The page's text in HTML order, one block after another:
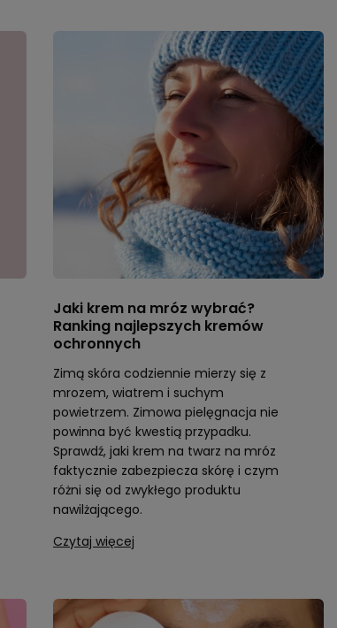
Jaki krem na mróz wybrać?
Ranking najlepszych kremów
ochronnych
Zimą skóra codziennie mierzy się z
mrozem, wiatrem i suchym
powietrzem. Zimowa pielęgnacja nie
powinna być kwestią przypadku.
Sprawdź, jaki krem na twarz na mróz
faktycznie zabezpiecza skórę i czym
różni się od zwykłego produktu
nawilżającego.
Czytaj więcej